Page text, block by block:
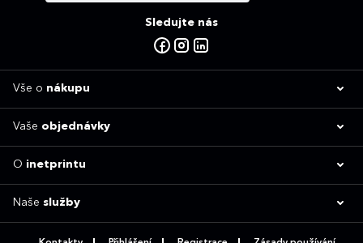
Sledujte nás
Vše o nákupu
Vaše objednávky
O inetprintu
Naše služby